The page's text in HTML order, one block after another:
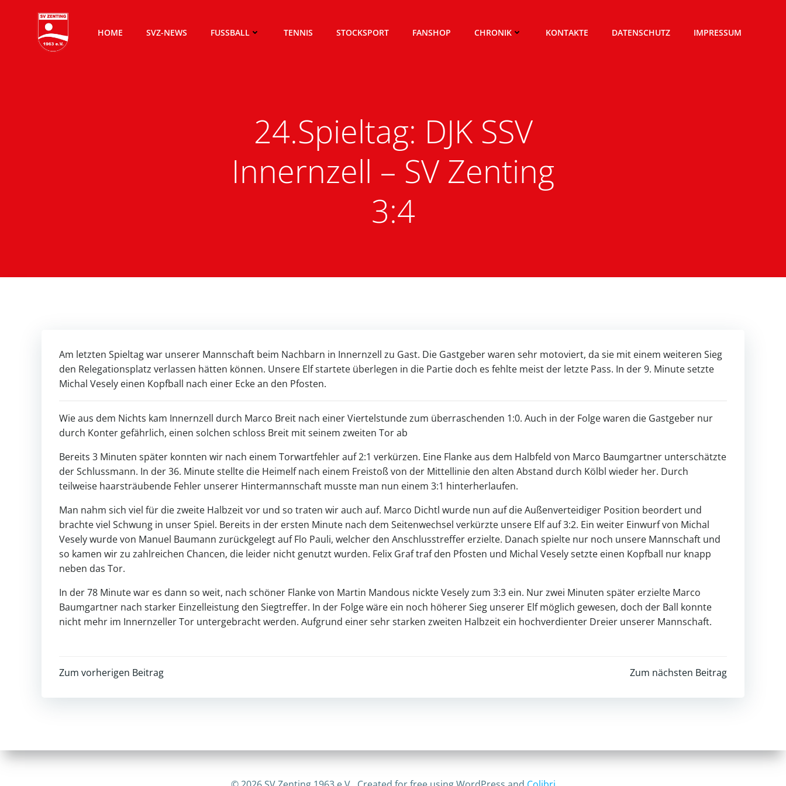
springen
HOME SVZ-NEWS FUSSBALL TENNIS STOCKSPORT FANSHOP CHRONIK KONTAKTE DATENSCHUTZ IMPRESSUM
24.Spieltag: DJK SSV
Innernzell – SV Zenting
3:4
Am letzten Spieltag war unserer Mannschaft beim Nachbarn in Innernzell zu Gast. Die Gastgeber waren sehr motoviert, da sie mit einem weiteren Sieg
den Relegationsplatz verlassen hätten können. Unsere Elf startete überlegen in die Partie doch es fehlte meist der letzte Pass. In der 9. Minute setzte
Michal Vesely einen Kopfball nach einer Ecke an den Pfosten.
Wie aus dem Nichts kam Innernzell durch Marco Breit nach einer Viertelstunde zum überraschenden 1:0. Auch in der Folge waren die Gastgeber nur
durch Konter gefährlich, einen solchen schloss Breit mit seinem zweiten Tor ab
Bereits 3 Minuten später konnten wir nach einem Torwartfehler auf 2:1 verkürzen. Eine Flanke aus dem Halbfeld von Marco Baumgartner unterschätzte
der Schlussmann. In der 36. Minute stellte die Heimelf nach einem Freistoß von der Mittellinie den alten Abstand durch Kölbl wieder her. Durch
teilweise haarsträubende Fehler unserer Hintermannschaft musste man nun einem 3:1 hinterherlaufen.
Man nahm sich viel für die zweite Halbzeit vor und so traten wir auch auf. Marco Dichtl wurde nun auf die Außenverteidiger Position beordert und
brachte viel Schwung in unser Spiel. Bereits in der ersten Minute nach dem Seitenwechsel verkürzte unsere Elf auf 3:2. Ein weiter Einwurf von Michal
Vesely wurde von Manuel Baumann zurückgelegt auf Flo Pauli, welcher den Anschlusstreffer erzielte. Danach spielte nur noch unsere Mannschaft und
so kamen wir zu zahlreichen Chancen, die leider nicht genutzt wurden. Felix Graf traf den Pfosten und Michal Vesely setzte einen Kopfball nur knapp
neben das Tor.
In der 78 Minute war es dann so weit, nach schöner Flanke von Martin Mandous nickte Vesely zum 3:3 ein. Nur zwei Minuten später erzielte Marco
Baumgartner nach starker Einzelleistung den Siegtreffer. In der Folge wäre ein noch höherer Sieg unserer Elf möglich gewesen, doch der Ball konnte
nicht mehr im Innernzeller Tor untergebracht werden. Aufgrund einer sehr starken zweiten Halbzeit ein hochverdienter Dreier unserer Mannschaft.
Post
navigation
Zum vorherigen Beitrag
navigation
Zum nächsten Beitrag